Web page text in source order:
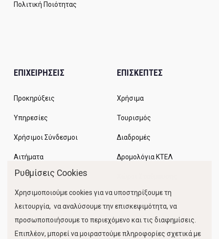
Πολιτική Ποιότητας
ΕΠΙΧΕΙΡΗΣΕΙΣ
Προκηρύξεις
Υπηρεσίες
Χρήσιμοι Σύνδεσμοι
Αιτήματα
ΕΠΙΣΚΕΠΤΕΣ
Χρήσιμα
Τουρισμός
Διαδρομές
Δρομολόγια ΚΤΕΛ
Κίνηση Λιμένος
Ρυθμίσεις Cookies
Χρησιμοποιούμε cookies για να υποστηρίξουμε τη
λειτουργία, να αναλύσουμε την επισκεψιμότητα, να
προσωποποιήσουμε το περιεχόμενο και τις διαφημίσεις.
Επιπλέον, μπορεί να μοιραστούμε πληροφορίες σχετικά με